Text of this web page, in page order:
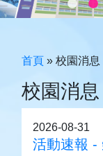
首頁 » 校園消息
校園消息
2026-08-31
活動速報 -